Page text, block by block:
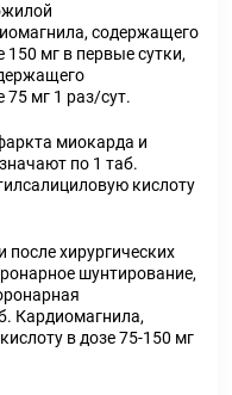
содержащего
150 мг в первые сутки,
75 мг 1 раз/сут.
миокарда и
по 1 таб.
кислоту
хирургических
шунтирование,
Кардиомагнила,
в дозе 75-150 мг